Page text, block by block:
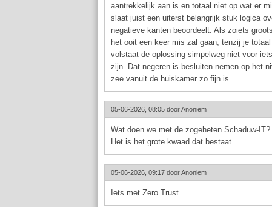
aantrekkelijk aan is en totaal niet op wat er
slaat juist een uiterst belangrijk stuk logica
negatieve kanten beoordeelt. Als zoiets
het ooit een keer mis zal gaan, tenzij je
volstaat de oplossing simpelweg niet voor
zijn. Dat negeren is besluiten nemen op het
zee vanuit de huiskamer zo fijn is.
05-06-2026, 08:05 doorAnoniem
Wat doen we met de zogeheten Schaduw-IT?
Het is het grote kwaad dat bestaat.
05-06-2026, 09:17 doorAnoniem
Iets met Zero Trust....